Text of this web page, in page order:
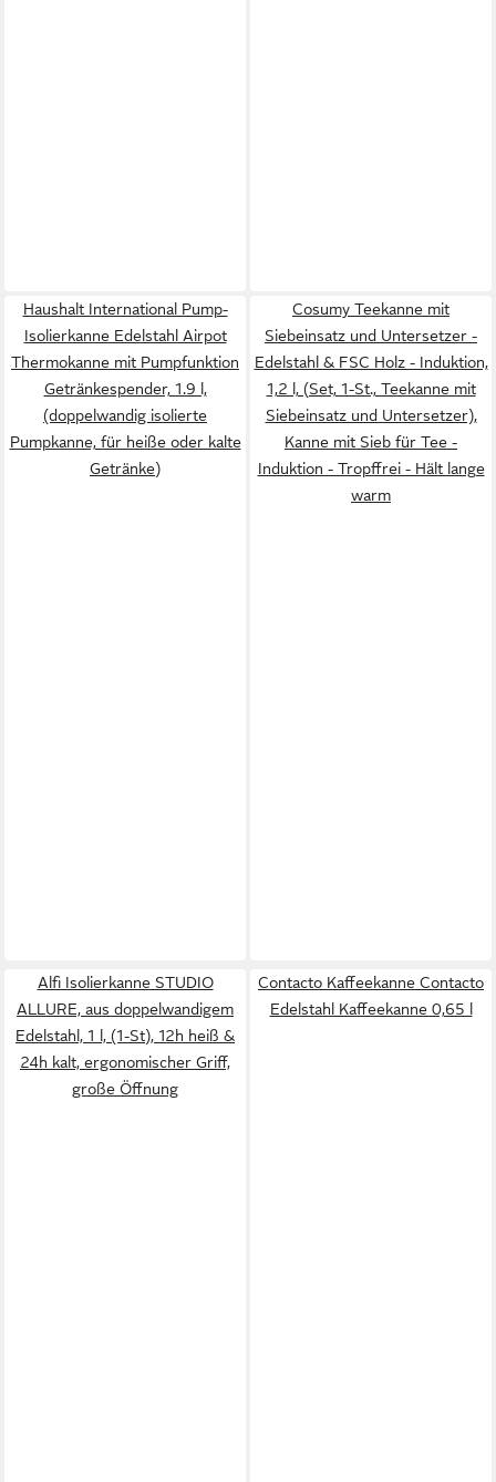
Haushalt International Pump-
Isolierkanne Edelstahl Airpot
Thermokanne mit Pumpfunktion
Getränkespender, 1.9 l,
(doppelwandig isolierte
Pumpkanne, für heiße oder kalte
Getränke)
Cosumy Teekanne mit
Siebeinsatz und Untersetzer -
Edelstahl & FSC Holz - Induktion,
1,2 l, (Set, 1-St., Teekanne mit
Siebeinsatz und Untersetzer),
Kanne mit Sieb für Tee -
Induktion - Tropffrei - Hält lange
warm
Alfi Isolierkanne STUDIO
ALLURE, aus doppelwandigem
Edelstahl, 1 l, (1-St), 12h heiß &
24h kalt, ergonomischer Griff,
große Öffnung
Contacto Kaffeekanne Contacto
Edelstahl Kaffeekanne 0,65 l